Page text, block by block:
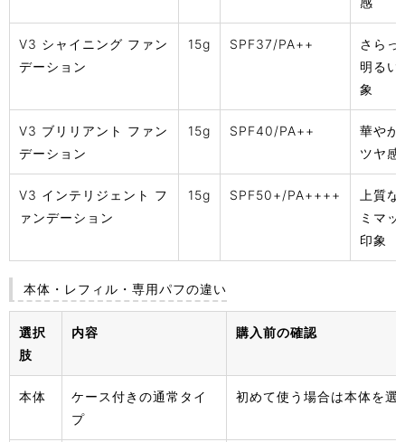
V3 シャイニング ファン
デーション
15g SPF37/PA++
さらっ
明るい
象
V3 ブリリアント ファン
デーション
15g SPF40/PA++
華やか
ツヤ感
V3 インテリジェント フ
ァンデーション
15g SPF50+/PA++++
上質な
ミマッ
印象
本体・レフィル・専用パフの違い
選択
肢
内容 購入前の確認
本体
ケース付きの通常タイ
プ
初めて使う場合は本体を選